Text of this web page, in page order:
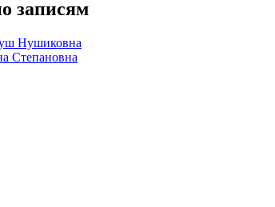
записям
Нушиковна